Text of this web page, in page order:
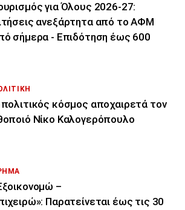
για Όλους 2026-27:
ανεξάρτητα από το ΑΦΜ
σήμερα - Επιδότηση έως 600
κόσμος αποχαιρετά τον
Νίκο Καλογερόπουλο
–
Παρατείνεται έως τις 30